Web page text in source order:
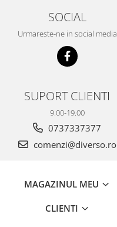
SOCIAL
Urmareste-ne in social media
SUPORT CLIENTI
9.00-19.00
0737337377
comenzi@diverso.ro
MAGAZINUL MEU
CLIENTI